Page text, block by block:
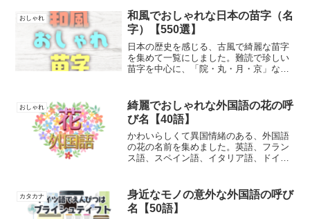
おしゃれ
和風でおしゃれな日本の苗字（名
字）【550選】
日本の歴史を感じる、古風で綺麗な苗字
を集めて一覧にしました。難読で珍しい
苗字を中心に、「院・丸・月・京」など
おしゃれ
綺麗でおしゃれな外国語の花の呼
び名【40語】
かわいらしくて異国情緒のある、外国語
の花の名前を集めました。英語、フラン
ス語、スペイン語、イタリア語、ドイツ
カタカナ
身近なモノの意外な外国語の呼び
名【50語】